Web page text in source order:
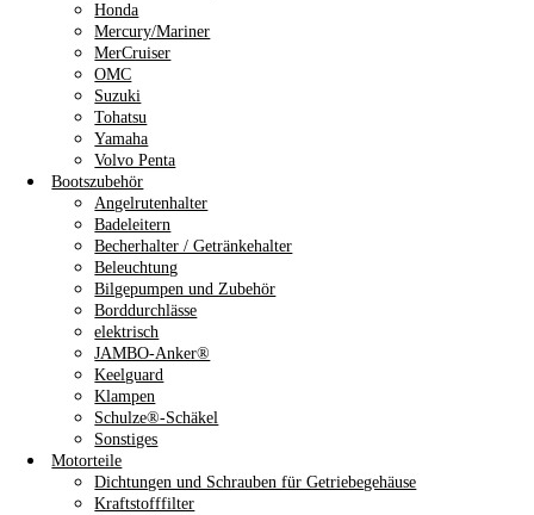
Honda
Mercury/Mariner
MerCruiser
OMC
Suzuki
Tohatsu
Yamaha
Volvo Penta
Bootszubehör
Angelrutenhalter
Badeleitern
Becherhalter / Getränkehalter
Beleuchtung
Bilgepumpen und Zubehör
Borddurchlässe
elektrisch
JAMBO-Anker®
Keelguard
Klampen
Schulze®-Schäkel
Sonstiges
Motorteile
Dichtungen und Schrauben für Getriebegehäuse
Kraftstofffilter